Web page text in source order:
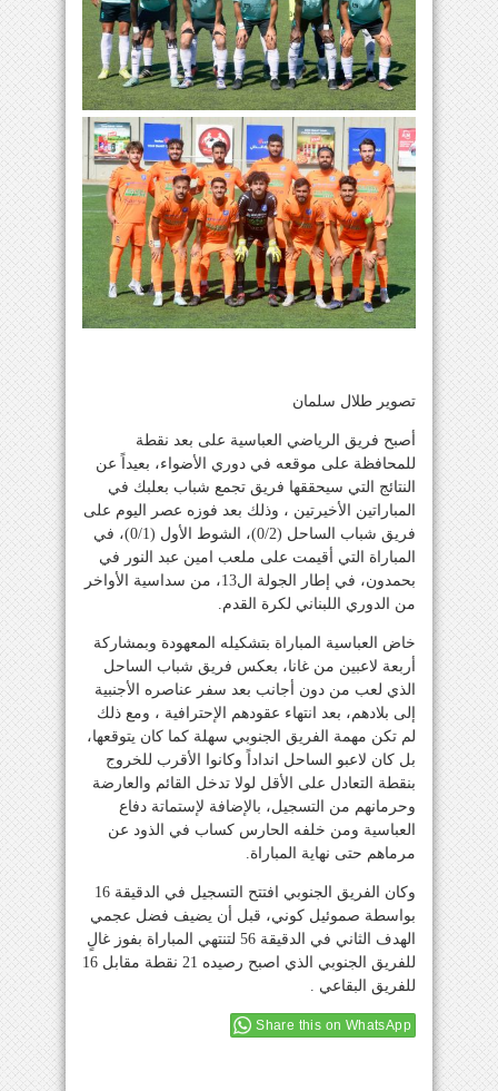
تصوير طلال سلمان
أصبح فريق الرياضي العباسية على بعد نقطة
للمحافظة على موقعه في دوري الأضواء، بعيداً عن
النتائج التي سيحققها فريق تجمع شباب بعلبك في
المباراتين الأخيرتين ، وذلك بعد فوزه عصر اليوم على
فريق شباب الساحل (0/2)، الشوط الأول (0/1)، في
المباراة التي أقيمت على ملعب امين عبد النور في
بحمدون، في إطار الجولة ال13، من سداسية الأواخر
من الدوري اللبناني لكرة القدم.
خاض العباسية المباراة بتشكيله المعهودة وبمشاركة
أربعة لاعبين من غانا، بعكس فريق شباب الساحل
الذي لعب من دون أجانب بعد سفر عناصره الأجنبية
إلى بلادهم، بعد انتهاء عقودهم الإحترافية ، ومع ذلك
لم تكن مهمة الفريق الجنوبي سهلة كما كان يتوقعها،
بل كان لاعبو الساحل انداداً وكانوا الأقرب للخروج
بنقطة التعادل على الأقل لولا تدخل القائم والعارضة
وحرمانهم من التسجيل، بالإضافة لإستماتة دفاع
العباسية ومن خلفه الحارس كساب في الذود عن
مرماهم حتى نهاية المباراة.
وكان الفريق الجنوبي افتتح التسجيل في الدقيقة 16
بواسطة صموئيل كوني، قبل أن يضيف فضل عجمي
الهدف الثاني في الدقيقة 56 لتنتهي المباراة بفوز غالٍ
للفريق الجنوبي الذي اصبح رصيده 21 نقطة مقابل 16
للفريق البقاعي .
Share this on WhatsApp